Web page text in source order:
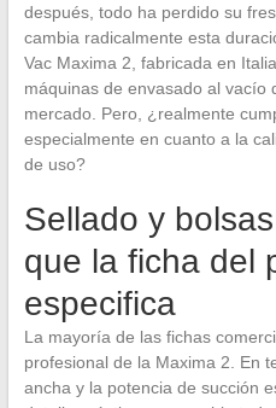
después, todo ha perdido su
cambia radicalmente esta
Vac Maxima 2, fabricada en
máquinas de envasado al vacío
mercado. Pero, ¿realmente
especialmente en cuanto a la
de uso?
Sellado y
que la ficha del
especifica
La mayoría de las fichas
profesional de la Maxima 2. En
ancha y la potencia de succión